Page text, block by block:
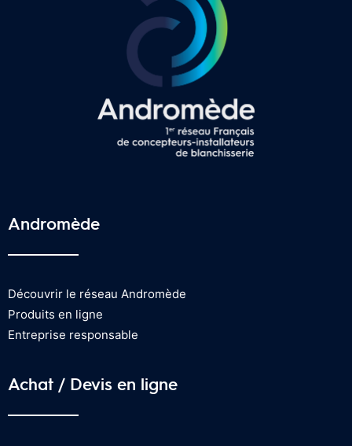
Andromède
Découvrir le réseau Andromède
Produits en ligne
Entreprise responsable
Achat / Devis en ligne